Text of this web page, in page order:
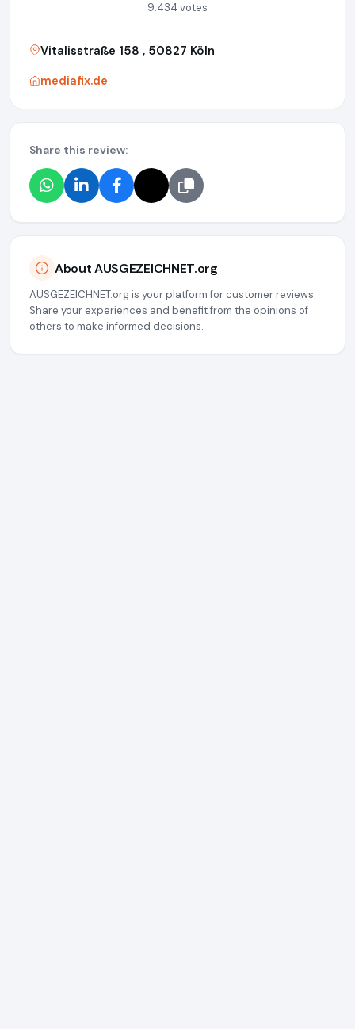
9.434 votes
Vitalisstraße 158 , 50827 Köln
mediafix.de
Share this review:
About AUSGEZEICHNET.org
AUSGEZEICHNET.org is your platform for customer reviews.
Share your experiences and benefit from the opinions of
others to make informed decisions.